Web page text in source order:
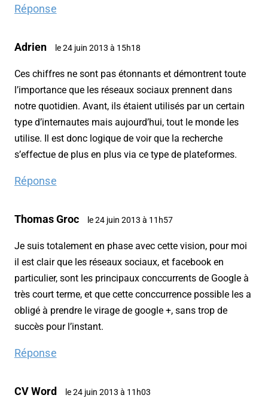
Réponse
Adrien le 24 juin 2013 à 15h18
Ces chiffres ne sont pas étonnants et démontrent toute
l’importance que les réseaux sociaux prennent dans
notre quotidien. Avant, ils étaient utilisés par un certain
type d’internautes mais aujourd’hui, tout le monde les
utilise. Il est donc logique de voir que la recherche
s’effectue de plus en plus via ce type de plateformes.
Réponse
Thomas Groc le 24 juin 2013 à 11h57
Je suis totalement en phase avec cette vision, pour moi
il est clair que les réseaux sociaux, et facebook en
particulier, sont les principaux conccurrents de Google à
très court terme, et que cette conccurrence possible les a
obligé à prendre le virage de google +, sans trop de
succès pour l’instant.
Réponse
CV Word le 24 juin 2013 à 11h03